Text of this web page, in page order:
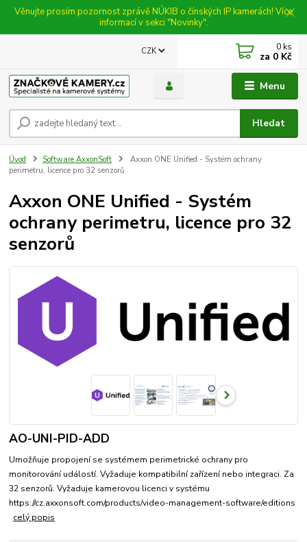
Věnujte prosím pozornost zprávě NÚKIB o čínských IP kamerách! Více
informací v sekci "Novinky".
Menu
CZK
Hledat
0 ks
za 0 Kč
Úvod Software AxxonSoft
Axxon ONE Unified - Systém ochrany
perimetru, licence pro 32 senzorů
Axxon ONE Unified - Systém
ochrany perimetru, licence pro 32
senzorů
AO-UNI-PID-ADD
Umožňuje propojení se systémem perimetrické ochrany pro
monitorování událostí. Vyžaduje kompatibilní zařízení nebo integraci. Za
32 senzorů. Vyžaduje kamerovou licenci v systému
https://cz.axxonsoft.com/products/video-management-software/editions
celý popis